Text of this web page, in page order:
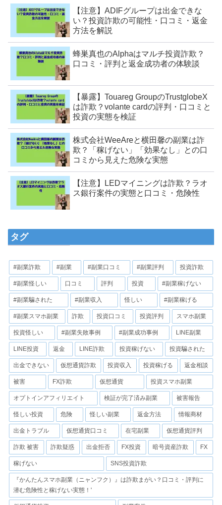
【注意】ADIFグループは出金できな
い？投資詐欺の可能性・口コミ・返金
方法を解説
蜂巣真也のAlphaはマルチ投資詐欺？
口コミ・評判と返金成功者の体験談
【暴露】Touareg GroupのTrustglobeX
は詐欺？volante cardの評判・口コミと
投資の実態を検証
株式会社WeeAreと横田馨の副業は詐
欺？「稼げない」「効果なし」との口
コミから見えた危険な実態
【注意】LEDマイニングは詐欺？ラオ
ス銀行案件の実態と口コミ・危険性
タグ
#副業詐欺 #副業 #副業口コミ #副業評判 投資詐欺
#副業怪しい 口コミ 評判 投資 #副業稼げない
#副業騙された #副業収入 怪しい #副業稼げる
#副業スマホ副業 詐欺 投資口コミ 投資評判 スマホ副業
投資怪しい #副業失敗事例 #副業成功事例 LINE副業
LINE投資 返金 LINE詐欺 投資稼げない 投資騙された
出金できない 仮想通貨詐欺 投資収入 投資稼げる 返金相談
被害 FX詐欺 仮想通貨 投資スマホ副業
オプトインアフィリエイト 検証が完了済み副業 被害報告
怪しい投資 危険 怪しい副業 返金方法 情報商材
出金トラブル 仮想通貨口コミ 在宅副業 仮想通貨評判
詐欺 被害 詐欺疑惑 出金拒否 FX投資 暗号資産詐欺 FX
稼げない SNS投資詐欺
『かんたんスマホ副業（ニャンフク）』は詐欺まがい？口コミ・評判に
潜む危険性と稼げない実態！'